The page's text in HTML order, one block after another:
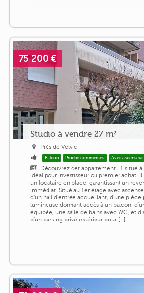
75 200 €
Studio à vendre 27 m²
Près de Volvic
Balcon Proche commerces Avec ascenseur
Découvrez cet appartement T1 situé à
idéal pour investisseur ou premier achat. Il
un locataire en place, garantissant un
immédiat. Situé au 1er étage avec
d'un hall d'entrée accueillant, d'une pièce
lumineuse donnant accès à un balcon,
équipée, une salle de bains avec WC, et
d'un parking privé extérieur pour [...]